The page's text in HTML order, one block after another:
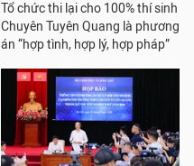
Tổ chức thi lại cho 100% thí sinh
Chuyên Tuyên Quang là phương
án “hợp tình, hợp lý, hợp pháp”